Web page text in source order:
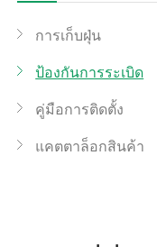
การเก็บฝุ่น
ป้องกันการระเบิด
คู่มือการติดตั้ง
แคตตาล็อกสินค้า